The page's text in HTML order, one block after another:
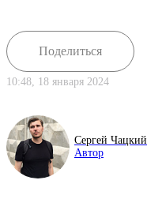
Поделиться
10:48, 18 января 2024
Сергей Чацкий
Автор